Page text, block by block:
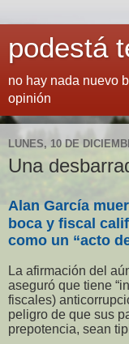
podestá
no hay nada nuevo
opinión
LUNES, 10 DE
Una
Alan García
boca y fiscal
como un “acto
La afirmación del
aseguró que tiene
fiscales)
peligro de que sus
prepotencia, sean